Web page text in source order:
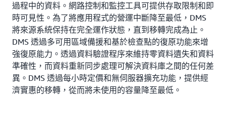
過程中的資料。網路控制和監控工具可提供存取限制和即
時可見性。為了將應用程式的營運中斷降至最低，DMS
將來源系統保持在完全運作狀態，直到移轉完成為止。
DMS 透過多可用區域備援和基於檢查點的復原功能來增
強復原能力。透過資料驗證程序來維持零資料遺失和資料
準確性，而資料重新同步處理可解決資料庫之間的任何差
異。DMS 透過每小時定價和無伺服器擴充功能，提供經
濟實惠的移轉，從而將未使用的容量降至最低。